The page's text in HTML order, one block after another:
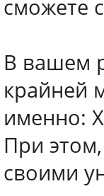
сможете
В вашем
крайней
именно:
При
своими